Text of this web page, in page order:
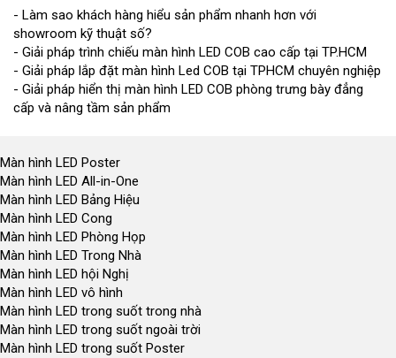
- Làm sao khách hàng hiểu sản phẩm nhanh hơn với
showroom kỹ thuật số?
- Giải pháp trình chiếu màn hình LED COB cao cấp tại TP.HCM
- Giải pháp lắp đặt màn hình Led COB tại TPHCM chuyên nghiệp
- Giải pháp hiển thị màn hình LED COB phòng trưng bày đẳng
cấp và nâng tầm sản phẩm
Màn hình LED Poster
Màn hình LED All-in-One
Màn hình LED Bảng Hiệu
Màn hình LED Cong
Màn hình LED Phòng Họp
Màn hình LED Trong Nhà
Màn hình LED hội Nghị
Màn hình LED vô hình
Màn hình LED trong suốt trong nhà
Màn hình LED trong suốt ngoài trời
Màn hình LED trong suốt Poster